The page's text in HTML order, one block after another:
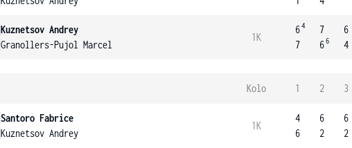
Kuznetsov Andrey
Granollers-Pujol Marcel
1K
64
7
7
66
6
4
Kolo 1 2 3
Santoro Fabrice
Kuznetsov Andrey
1K
4
6
6
2
6
2